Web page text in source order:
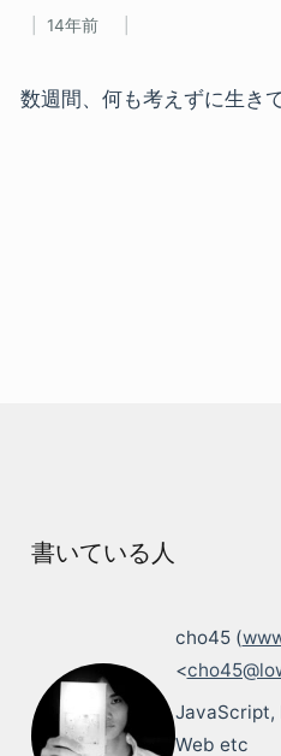
14年前
数週間、何も考えずに生き
書いている人
cho45 (
<
JavaScript,
Web etc